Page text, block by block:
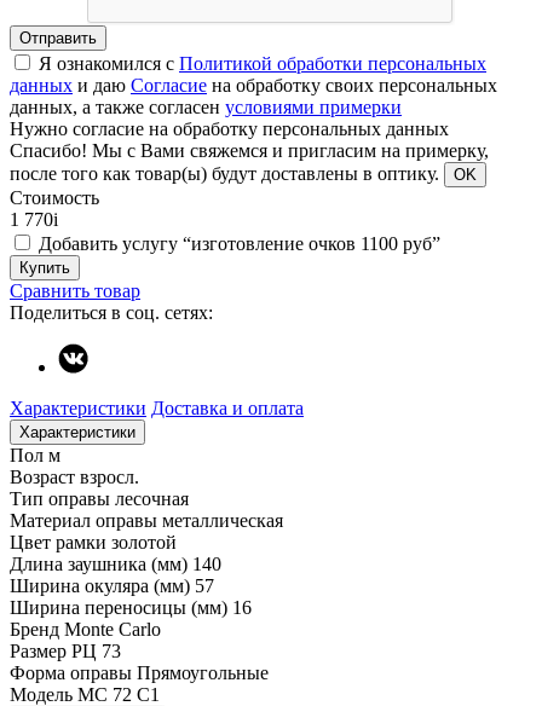
Отправить
Я ознакомился с Политикой обработки персональных
данных и даю Согласие на обработку своих персональных
данных, а также согласен условиями примерки
Нужно согласие на обработку персональных данных
Спасибо! Мы с Вами свяжемся и пригласим на примерку,
после того как товар(ы) будут доставлены в оптику.
OK
Стоимость
1 770i
Добавить услугу “изготовление очков 1100 руб”
Купить
Сравнить товар
Поделиться в соц. сетях:
Характеристики Доставка и оплата
Характеристики
Пол м
Возраст взросл.
Тип оправы лесочная
Материал оправы металлическая
Цвет рамки золотой
Длина заушника (мм) 140
Ширина окуляра (мм) 57
Ширина переносицы (мм) 16
Бренд Monte Carlo
Размер РЦ 73
Форма оправы Прямоугольные
Модель MC 72 C1